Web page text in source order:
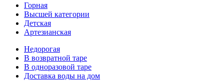
Горная
Высшей категории
Детская
Артезианская
Недорогая
В возвратной таре
В одноразовой таре
Доставка воды на дом